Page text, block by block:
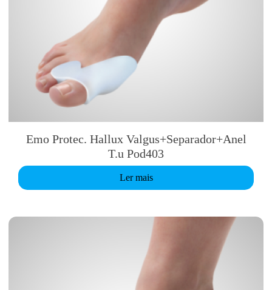
Emo Protec. Hallux Valgus+Separador+Anel
T.u Pod403
Ler mais